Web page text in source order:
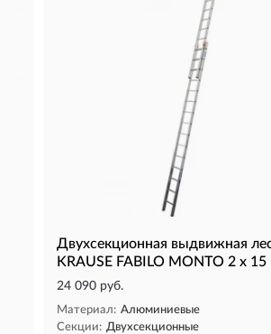
Двухсекционная выдвижная
KRAUSE FABILO MONTO 2 х 15
24 090 руб.
Материал: Алюминиевые
Секции: Двухсекционные